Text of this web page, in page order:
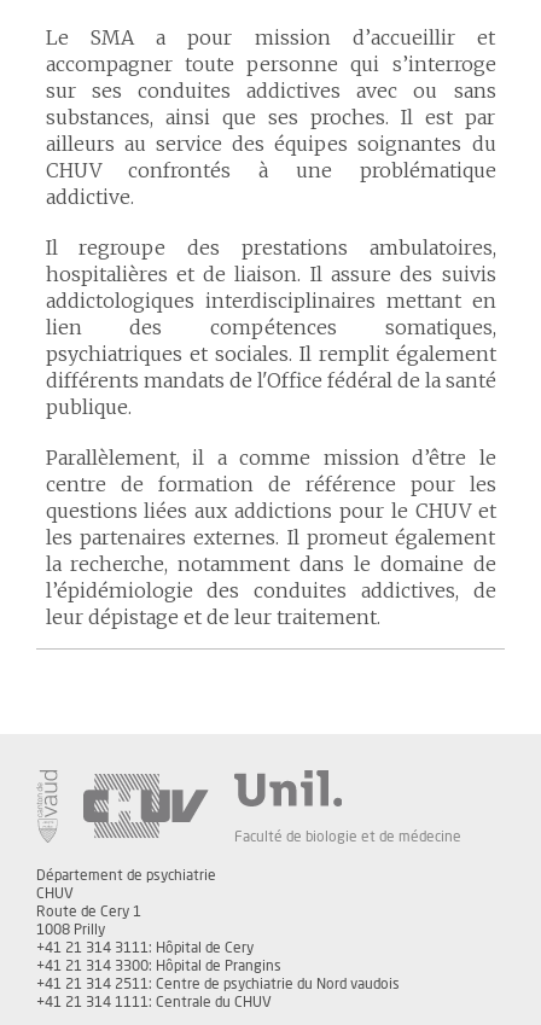
Le SMA a pour mission d’accueillir et
accompagner toute personne qui s’interroge
sur ses conduites addictives avec ou sans
substances, ainsi que ses proches. Il est par
ailleurs au service des équipes soignantes du
CHUV confrontés à une problématique
addictive.
Il regroupe des prestations ambulatoires,
hospitalières et de liaison. Il assure des suivis
addictologiques interdisciplinaires mettant en
lien des compétences somatiques,
psychiatriques et sociales. Il remplit également
différents mandats de l'Office fédéral de la santé
publique.
Parallèlement, il a comme mission d’être le
centre de formation de référence pour les
questions liées aux addictions pour le CHUV et
les partenaires externes. Il promeut également
la recherche, notamment dans le domaine de
l’épidémiologie des conduites addictives, de
leur dépistage et de leur traitement.
Faculté de biologie et de médecine
Département de psychiatrie
CHUV
Route de Cery 1
1008 Prilly
+41 21 314 3111: Hôpital de Cery
+41 21 314 3300: Hôpital de Prangins
+41 21 314 2511: Centre de psychiatrie du Nord vaudois
+41 21 314 1111: Centrale du CHUV